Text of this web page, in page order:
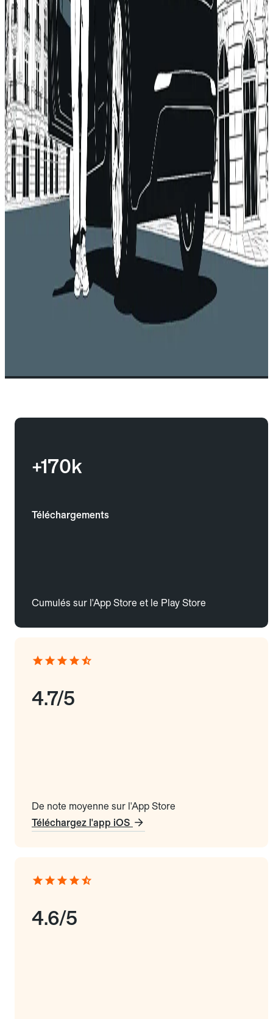
+170k
Téléchargements
Cumulés sur l'App Store et le Play Store
4.7/5
De note moyenne sur l'App Store
Téléchargez l'app iOS
4.6/5